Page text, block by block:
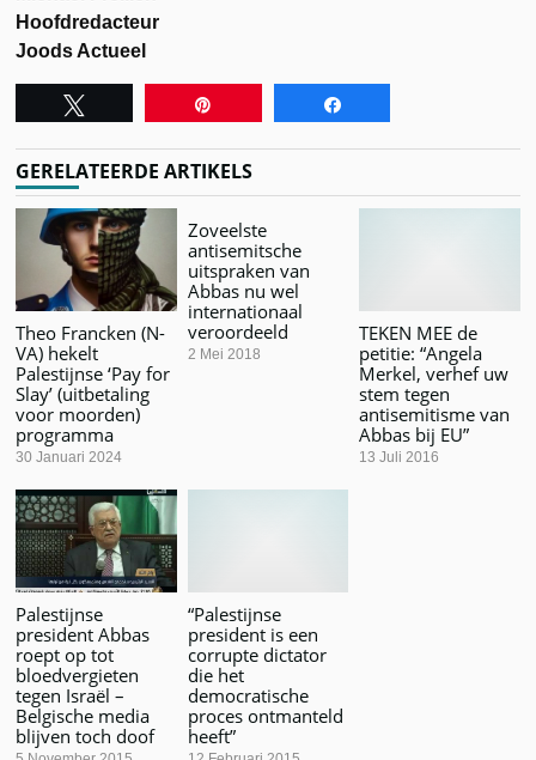
Hoofdredacteur
Joods Actueel
GERELATEERDE ARTIKELS
Theo Francken (N-
VA) hekelt
Palestijnse ‘Pay for
Slay’ (uitbetaling
voor moorden)
programma
30 Januari 2024
Zoveelste
antisemitsche
uitspraken van
Abbas nu wel
internationaal
veroordeeld
2 Mei 2018
TEKEN MEE de
petitie: “Angela
Merkel, verhef uw
stem tegen
antisemitisme van
Abbas bij EU”
13 Juli 2016
Palestijnse
president Abbas
roept op tot
bloedvergieten
tegen Israël –
Belgische media
blijven toch doof
“Palestijnse
president is een
corrupte dictator
die het
democratische
proces ontmanteld
heeft”